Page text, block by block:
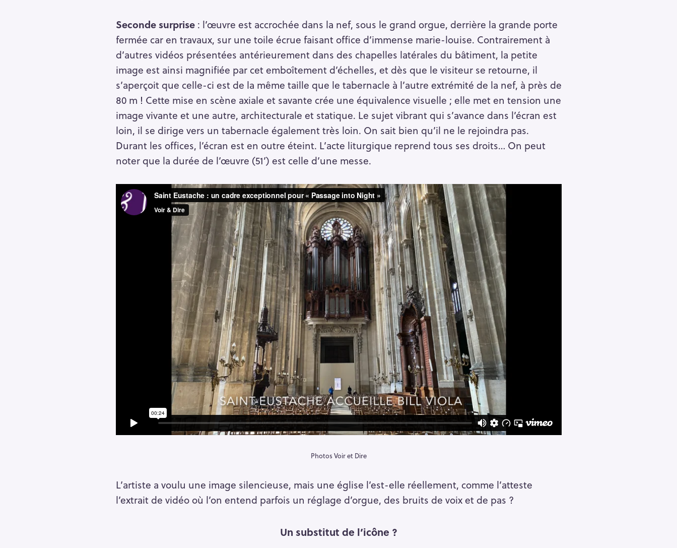
Seconde surprise : l’œuvre est accrochée dans la nef, sous le grand orgue, derrière la grande porte
fermée car en travaux, sur une toile écrue faisant office d’immense marie-louise. Contrairement à
d’autres vidéos présentées antérieurement dans des chapelles latérales du bâtiment, la petite
image est ainsi magnifiée par cet emboîtement d’échelles, et dès que le visiteur se retourne, il
s’aperçoit que celle-ci est de la même taille que le tabernacle à l’autre extrémité de la nef, à près de
80 m ! Cette mise en scène axiale et savante crée une équivalence visuelle ; elle met en tension une
image vivante et une autre, architecturale et statique. Le sujet vibrant qui s’avance dans l’écran est
loin, il se dirige vers un tabernacle également très loin. On sait bien qu’il ne le rejoindra pas.
Durant les offices, l’écran est en outre éteint. L’acte liturgique reprend tous ses droits… On peut
noter que la durée de l’œuvre (51’) est celle d’une messe.
Photos Voir et Dire
L’artiste a voulu une image silencieuse, mais une église l’est-elle réellement, comme l’atteste
l’extrait de vidéo où l’on entend parfois un réglage d’orgue, des bruits de voix et de pas ?
Un substitut de l’icône ?